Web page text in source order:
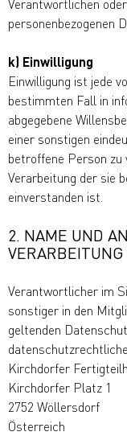
Verantwortlichen
personenbezogenen
k) Einwilligung
Einwilligung ist jede
bestimmten Fall in
abgegebene
einer sonstigen
betroffene Person
Verarbeitung der sie
einverstanden ist.
2. NAME UND
Verantwortlicher im
sonstiger in den
geltenden
Kirchdorfer
Kirchdorfer Platz 1
2752 Wöllersdorf
Österreich